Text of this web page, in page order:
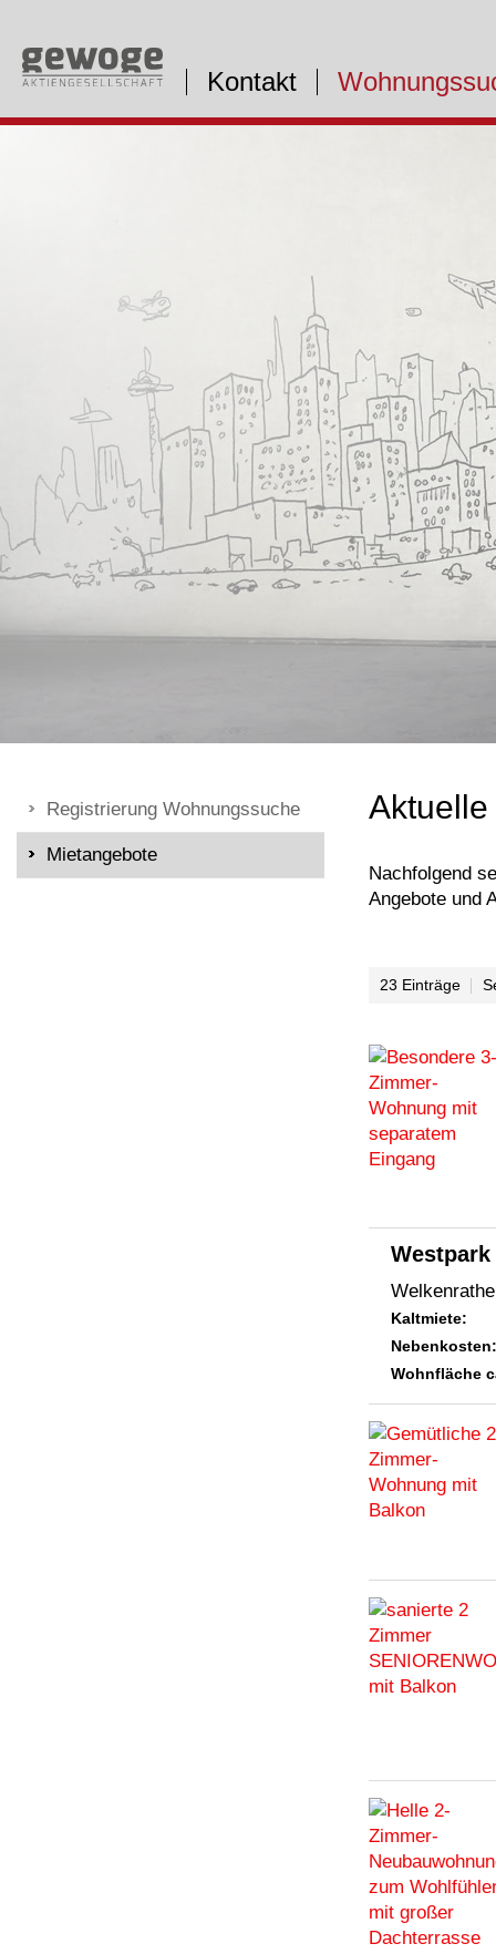
Kontakt
Registrierung Wohnungssuche
Mietangebote
Nachfolgend
Angebote und
23 Einträge
Kaltmiete:
Nebenkosten:
Wohnfläche